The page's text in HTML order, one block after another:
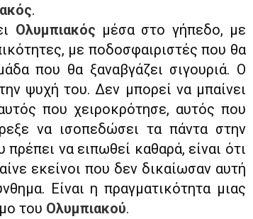
.
Ολυμπιακός μέσα στο γήπεδο, με
με ποδοσφαιριστές που θα
που θα ξαναβγάζει σιγουριά. Ο
ψυχή του. Δεν μπορεί να μπαίνει
που χειροκρότησε, αυτός που
να ισοπεδώσει τα πάντα στην
να ειπωθεί καθαρά, είναι ότι
εκείνοι που δεν δικαίωσαν αυτή
Είναι η πραγματικότητα μιας
του Ολυμπιακού.